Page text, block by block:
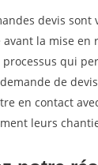
devis sont
la mise en
qui
de
en contact
leurs